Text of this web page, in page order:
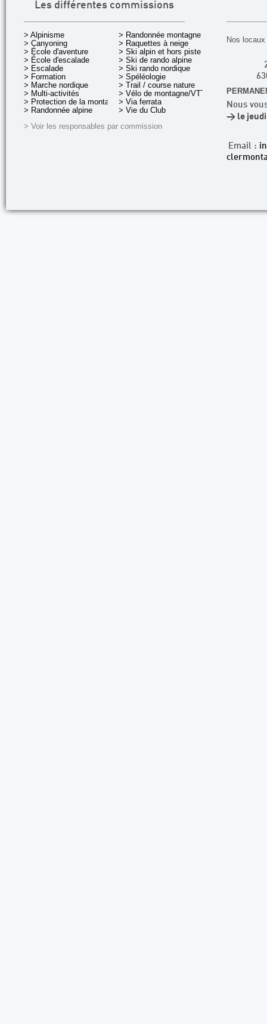
Les différentes commissions
> Alpinisme
> Canyoning
> École d'aventure
> École d'escalade
> Escalade
> Formation
> Marche nordique
> Multi-activités
> Protection de la montagne
> Randonnée alpine
> Randonnée montagne
> Raquettes à neige
> Ski alpin et hors piste
> Ski de rando alpine
> Ski rando nordique
> Spéléologie
> Trail / course nature
> Vélo de montagne/VTT
> Via ferrata
> Vie du Club
> Voir les responsables par commission
Nos
Nous
> le jeudi
Email :